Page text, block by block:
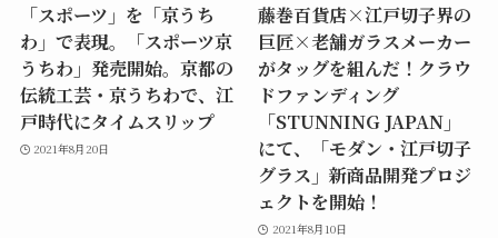
「スポーツ」を「京うち
わ」で表現。「スポーツ京
うちわ」発売開始。京都の
伝統工芸・京うちわで、江
戸時代にタイムスリップ
2021年8月20日
藤巻百貨店×江戸切子界の
巨匠×老舗ガラスメーカー
がタッグを組んだ！クラウ
ドファンディング
「STUNNING JAPAN」
にて、「モダン・江戸切子
グラス」新商品開発プロジ
ェクトを開始！
2021年8月10日